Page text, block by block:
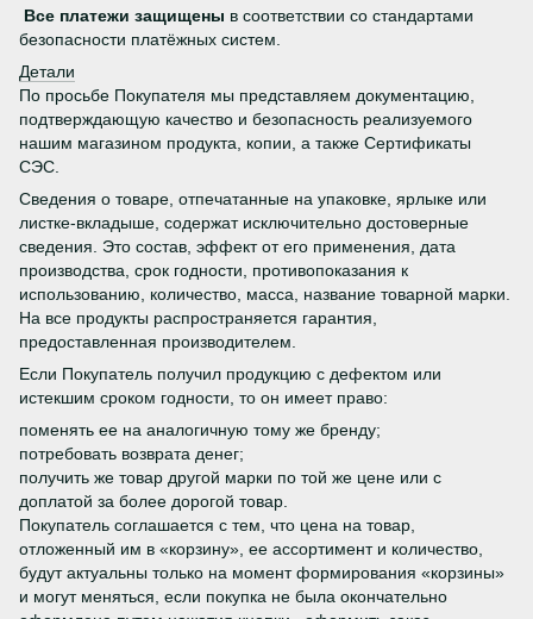
Все платежи защищены в соответствии со стандартами
безопасности платёжных систем.
Детали
По просьбе Покупателя мы представляем документацию,
подтверждающую качество и безопасность реализуемого
нашим магазином продукта, копии, а также Сертификаты
СЭС.
Сведения о товаре, отпечатанные на упаковке, ярлыке или
листке-вкладыше, содержат исключительно достоверные
сведения. Это состав, эффект от его применения, дата
производства, срок годности, противопоказания к
использованию, количество, масса, название товарной марки.
На все продукты распространяется гарантия,
предоставленная производителем.
Если Покупатель получил продукцию с дефектом или
истекшим сроком годности, то он имеет право:
поменять ее на аналогичную тому же бренду;
потребовать возврата денег;
получить же товар другой марки по той же цене или с
доплатой за более дорогой товар.
Покупатель соглашается с тем, что цена на товар,
отложенный им в «корзину», ее ассортимент и количество,
будут актуальны только на момент формирования «корзины»
и могут меняться, если покупка не была окончательно